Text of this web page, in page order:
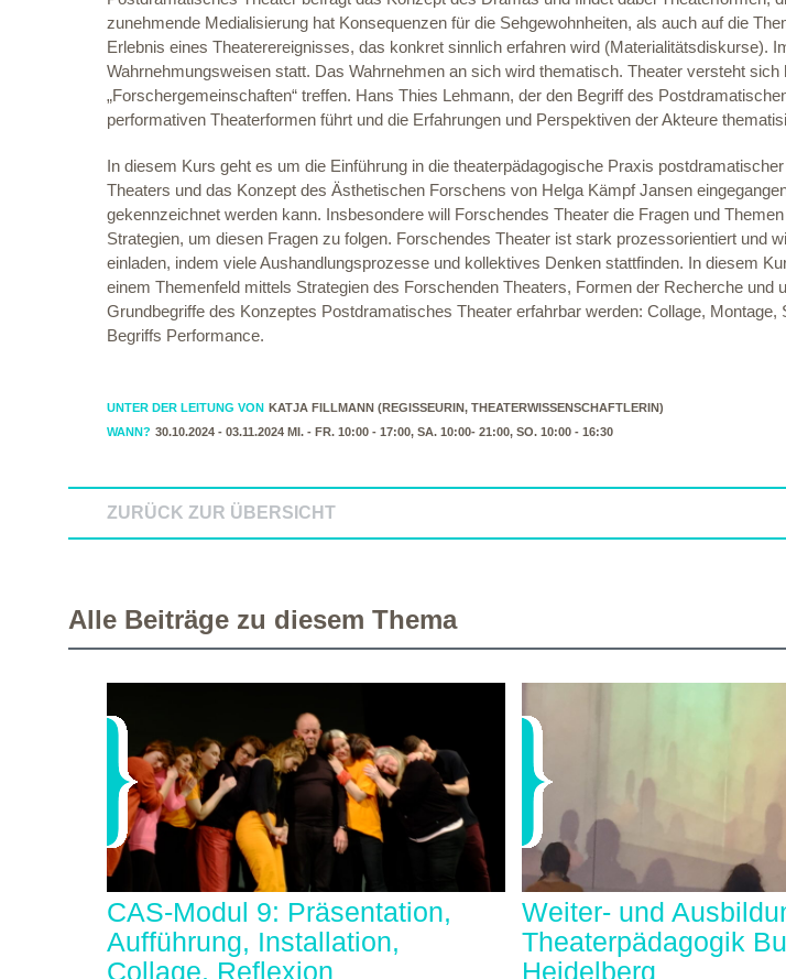
zunehmende Medialisierung hat Konsequenzen für die Sehgewohnheiten, als auch auf die
Erlebnis eines Theaterereignisses, das konkret sinnlich erfahren wird (Materialitätsdiskurse).
Wahrnehmungsweisen statt. Das Wahrnehmen an sich wird thematisch. Theater versteht
„Forschergemeinschaften“ treffen. Hans Thies Lehmann, der den Begriff des
performativen Theaterformen führt und die Erfahrungen und Perspektiven der Akteure
In diesem Kurs geht es um die Einführung in die theaterpädagogische Praxis
Theaters und das Konzept des Ästhetischen Forschens von Helga Kämpf Jansen
gekennzeichnet werden kann. Insbesondere will Forschendes Theater die Fragen und
Strategien, um diesen Fragen zu folgen. Forschendes Theater ist stark prozessorientiert und
einladen, indem viele Aushandlungsprozesse und kollektives Denken stattfinden. In diesem
einem Themenfeld mittels Strategien des Forschenden Theaters, Formen der Recherche
Grundbegriffe des Konzeptes Postdramatisches Theater erfahrbar werden: Collage,
Begriffs Performance.
UNTER DER LEITUNG VON KATJA FILLMANN (REGISSEURIN, THEATERWISSENSCHAFTLERIN)
WANN? 30.10.2024 - 03.11.2024 MI. - FR. 10:00 - 17:00, SA. 10:00- 21:00, SO. 10:00 - 16:30
ZURÜCK ZUR ÜBERSICHT
Alle Beiträge zu diesem Thema
CAS-Modul 9: Präsentation,
Aufführung, Installation,
Collage, Reflexion
Weiter- und
Theaterpädagogik
Heidelberg